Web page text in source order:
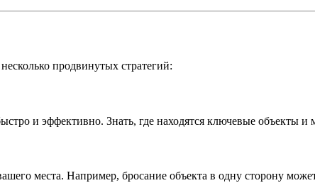
продвинутых стратегий:
и эффективно. Знать, где находятся ключевые объекты и
места. Например, бросание объекта в одну сторону